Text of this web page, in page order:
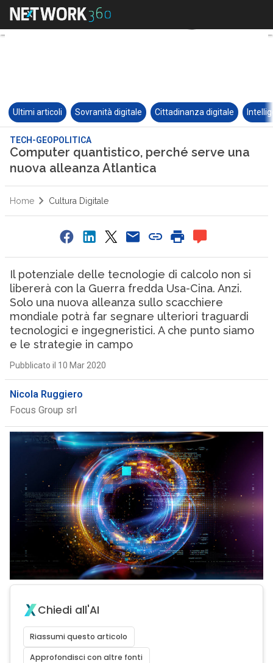
Ultimi articoli Sovranità digitale Cittadinanza digitale
TECH-GEOPOLITICA
Computer quantistico, perché serve una
nuova alleanza Atlantica
Home Cultura Digitale
Il potenziale delle tecnologie di calcolo non si
libererà con la Guerra fredda Usa-Cina. Anzi.
Solo una nuova alleanza sullo scacchiere
mondiale potrà far segnare ulteriori traguardi
tecnologici e ingegneristici. A che punto siamo
e le strategie in campo
Pubblicato il 10 Mar 2020
Nicola Ruggiero
Focus Group srl
Chiedi all'AI
Riassumi questo articolo
Approfondisci con altre fonti